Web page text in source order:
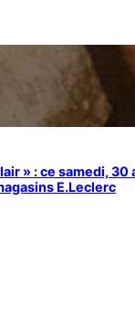
» : ce samedi,
E.Leclerc